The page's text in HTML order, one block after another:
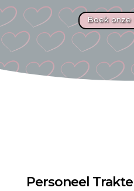
Boek
Personeel